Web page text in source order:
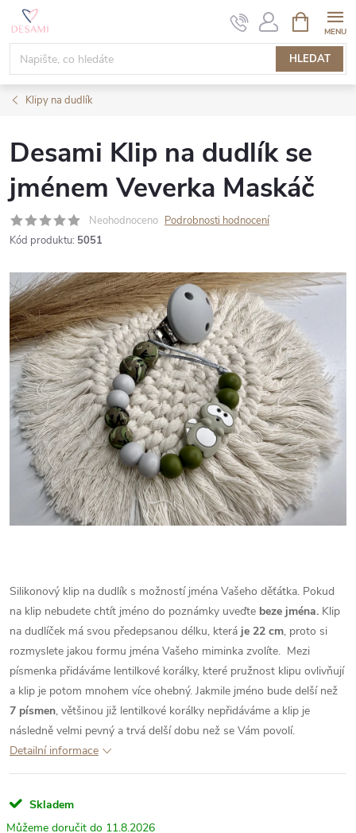
Přejít
obsah
HLEDAT
NÁKUPNÍ
KOŠÍK
Klipy na dudlík
Desami Klip na dudlík se
jménem Veverka Maskáč
Neohodnoceno Podrobnosti hodnocení
Kód produktu: 5051
Silikonový klip na dudlík s možností jména Vašeho děťátka. Pokud
na klip nebudete chtít jméno do poznámky uveďte beze jména. Klip
na dudlíček má svou předepsanou délku, která je 22 cm, proto si
rozmyslete jakou formu jména Vašeho miminka zvolíte. Mezi
písmenka přidáváme lentilkové korálky, které pružnost klipu ovlivňují
a klip je potom mnohem více ohebný. Jakmile jméno bude delší než
7 písmen, většinou již lentilkové korálky nepřidáváme a klip je
následně velmi pevný a trvá delší dobu než se Vám povolí.
Detailní informace
Skladem
11.8.2026